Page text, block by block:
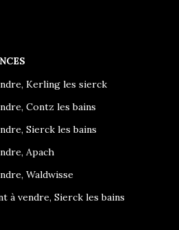
Kerling les sierck
Contz les bains
Sierck les bains
Apach
Waldwisse
à vendre, Sierck les bains